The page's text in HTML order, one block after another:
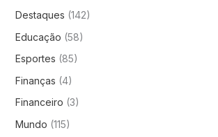
Destaques (142)
Educação (58)
Esportes (85)
Finanças (4)
Financeiro (3)
Mundo (115)